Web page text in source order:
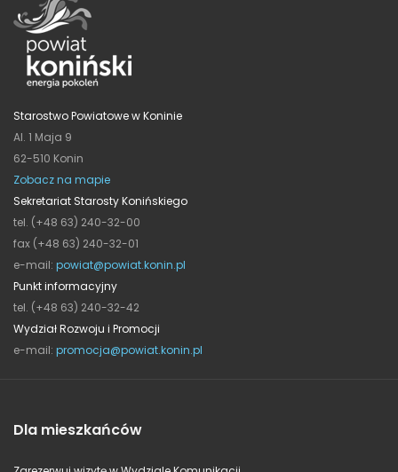
Starostwo Powiatowe w Koninie
Al. 1 Maja 9
62-510 Konin
Zobacz na mapie
Sekretariat Starosty Konińskiego
tel. (+48 63) 240-32-00
fax (+48 63) 240-32-01
e-mail: powiat@powiat.konin.pl
Punkt informacyjny
tel. (+48 63) 240-32-42
Wydział Rozwoju i Promocji
e-mail: promocja@powiat.konin.pl
Dla mieszkańców